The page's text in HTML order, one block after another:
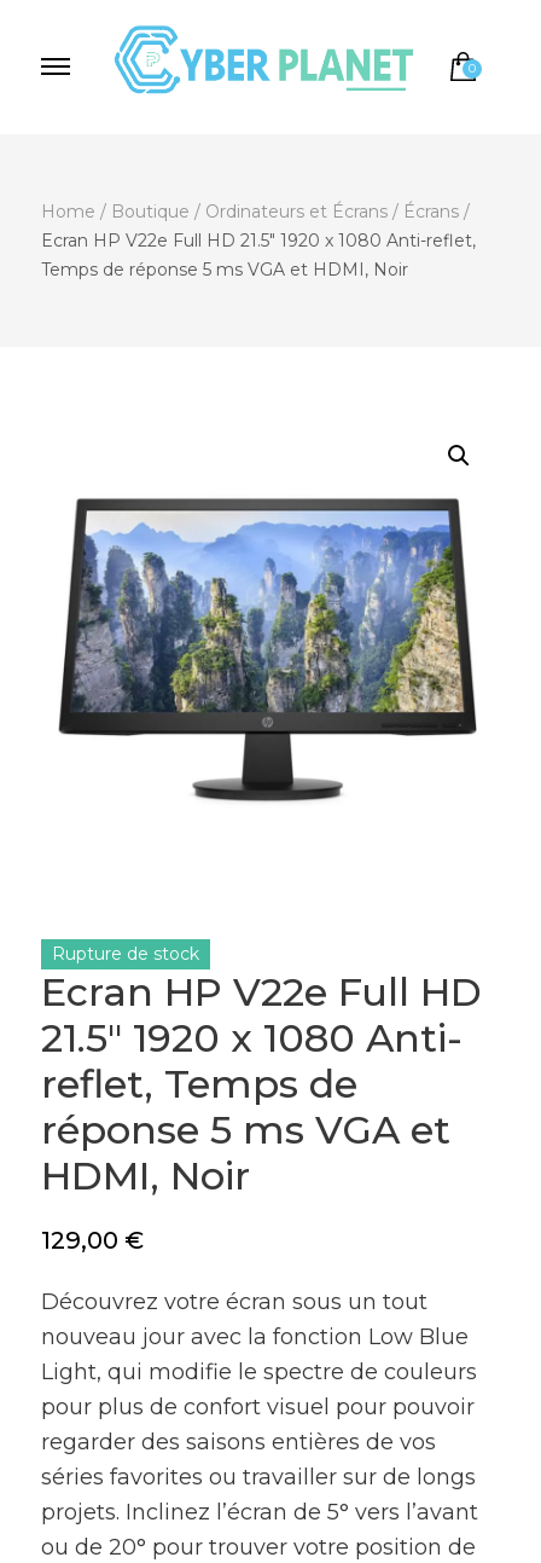
0
Home / Boutique / Ordinateurs et Écrans / Écrans /
Ecran HP V22e Full HD 21.5″ 1920 x 1080 Anti-reflet,
Temps de réponse 5 ms VGA et HDMI, Noir
Ecran HP V22e Full HD
21.5″ 1920 x 1080 Anti-
reflet, Temps de
réponse 5 ms VGA et
HDMI, Noir
129,00 €
Découvrez votre écran sous un tout
nouveau jour avec la fonction Low Blue
Light, qui modifie le spectre de couleurs
pour plus de confort visuel pour pouvoir
regarder des saisons entières de vos
séries favorites ou travailler sur de longs
projets. Inclinez l’écran de 5° vers l’avant
ou de 20° pour trouver votre position de
Rupture de stock